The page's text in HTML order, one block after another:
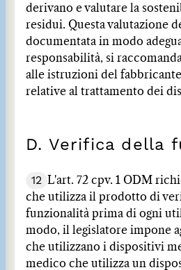
derivano e valutare la
residui. Questa valutazione
documentata in modo
responsabilità, si
alle istruzioni del
relative al trattamento dei
D. Verifica della
12
L'art. 72 cpv. 1 ODM
che utilizza il prodotto di
funzionalità prima di ogni
modo, il legislatore impone
che utilizzano i dispositivi
medico che utilizza un